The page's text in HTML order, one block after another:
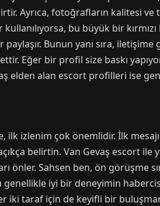
Ayrıca, fotoğrafların kalitesi ve
bu büyük bir
Bunun yanı sıra,
Eğer bir profil size baskı
elden alan escort profilleri ise
izlenim çok önemlidir. İlk
belirtin. Van Gevaş escort ile
önler. Sahsen ben, ön görüşme
genellikle iyi bir deneyimin
iki taraf için de keyifli bir